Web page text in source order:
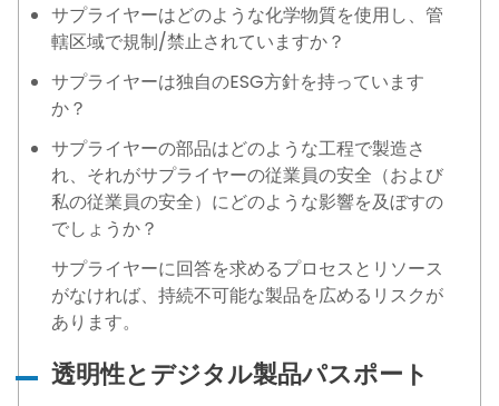
サプライヤーはどのような化学物質を使用し、管
轄区域で規制/禁止されていますか？
サプライヤーは独自のESG方針を持っています
か？
サプライヤーの部品はどのような工程で製造さ
れ、それがサプライヤーの従業員の安全（および
私の従業員の安全）にどのような影響を及ぼすの
でしょうか？
サプライヤーに回答を求めるプロセスとリソース
がなければ、持続不可能な製品を広めるリスクが
あります。
透明性とデジタル製品パスポート